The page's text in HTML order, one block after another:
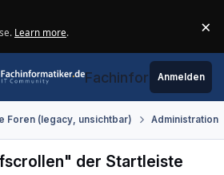
Learn more. ×
Fachinformatiker.de
Anmelden
Foren (legacy, unsichtbar) Administration
der Startleiste